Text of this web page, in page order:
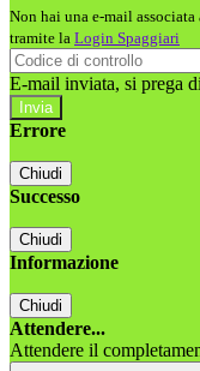
Non hai una e-mail
tramite la Login Spaggiari
E-mail inviata, si prega
Errore
Chiudi
Successo
Chiudi
Informazione
Chiudi
Attendere...
Attendere il